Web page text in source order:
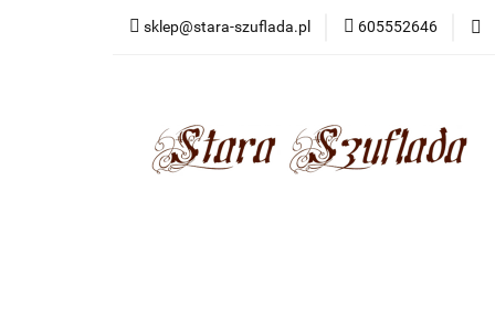
sklep@stara-szuflada.pl 605552646
NOWOŚCI